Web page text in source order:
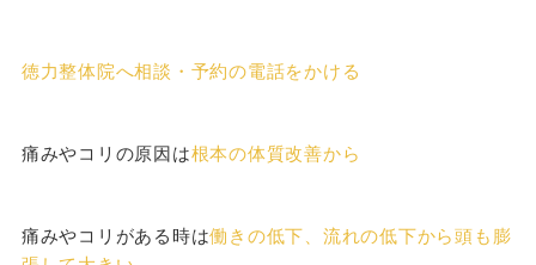
徳力整体院へ相談・予約の電話をかける
痛みやコリの原因は根本の体質改善から
痛みやコリがある時は働きの低下、流れの低下から頭も膨